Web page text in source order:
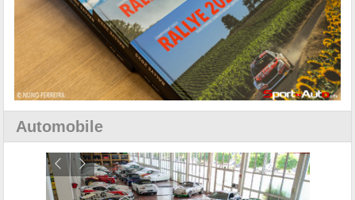
Automobile